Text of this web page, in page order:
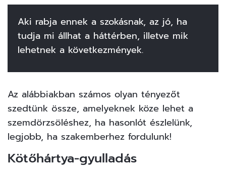
Aki rabja ennek a szokásnak, az jó, ha
tudja mi állhat a háttérben, illetve mik
lehetnek a következmények.
Az alábbiakban számos olyan tényezőt
szedtünk össze, amelyeknek köze lehet a
szemdörzsöléshez, ha hasonlót észlelünk,
legjobb, ha szakemberhez fordulunk!
Kötőhártya-gyulladás